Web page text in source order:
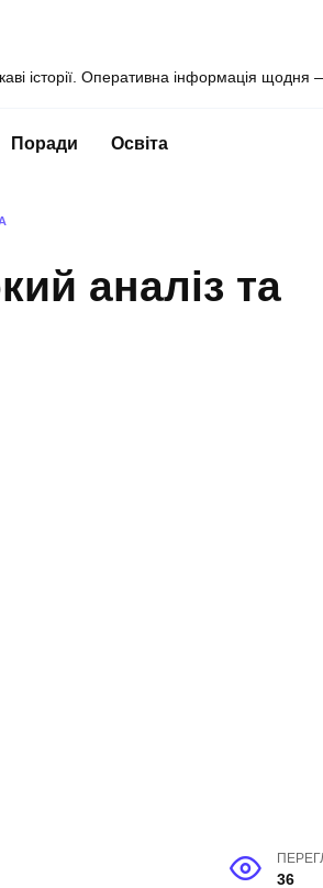
історії. Оперативна інформація
Поради Освіта
аналіз та
36